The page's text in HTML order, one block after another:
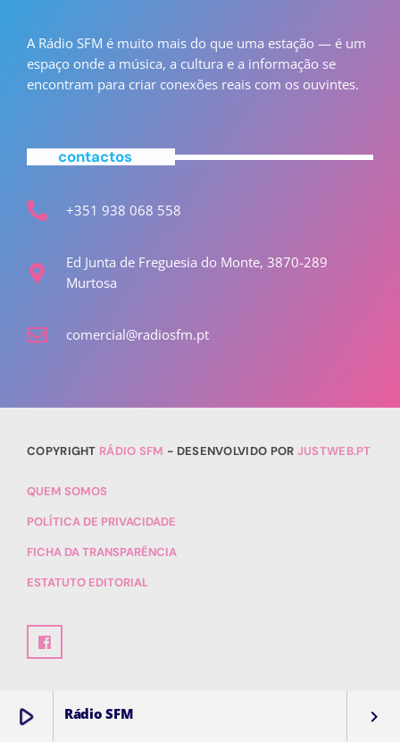
play_arrow Rádio SFM keyboard_arrow_right
A Rádio SFM é muito mais do que uma estação — é um
espaço onde a música, a cultura e a informação se
encontram para criar conexões reais com os ouvintes.
contactos
+351 938 068 558
Ed Junta de Freguesia do Monte, 3870-289
Murtosa
comercial@radiosfm.pt
COPYRIGHT RÁDIO SFM - DESENVOLVIDO POR JUSTWEB.PT
QUEM SOMOS
POLÍTICA DE PRIVACIDADE
FICHA DA TRANSPARÊNCIA
ESTATUTO EDITORIAL